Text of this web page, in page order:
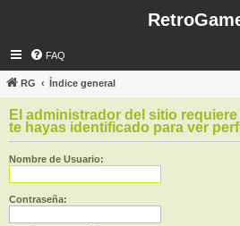
FAQ
RG Índice general
El administrador del sitio
te hayas identificado para ver
Nombre de Usuario:
Contraseña: